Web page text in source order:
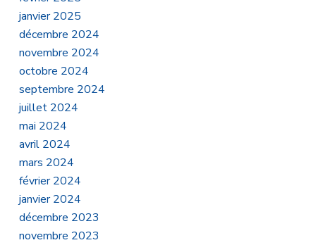
janvier 2025
décembre 2024
novembre 2024
octobre 2024
septembre 2024
juillet 2024
mai 2024
avril 2024
mars 2024
février 2024
janvier 2024
décembre 2023
novembre 2023